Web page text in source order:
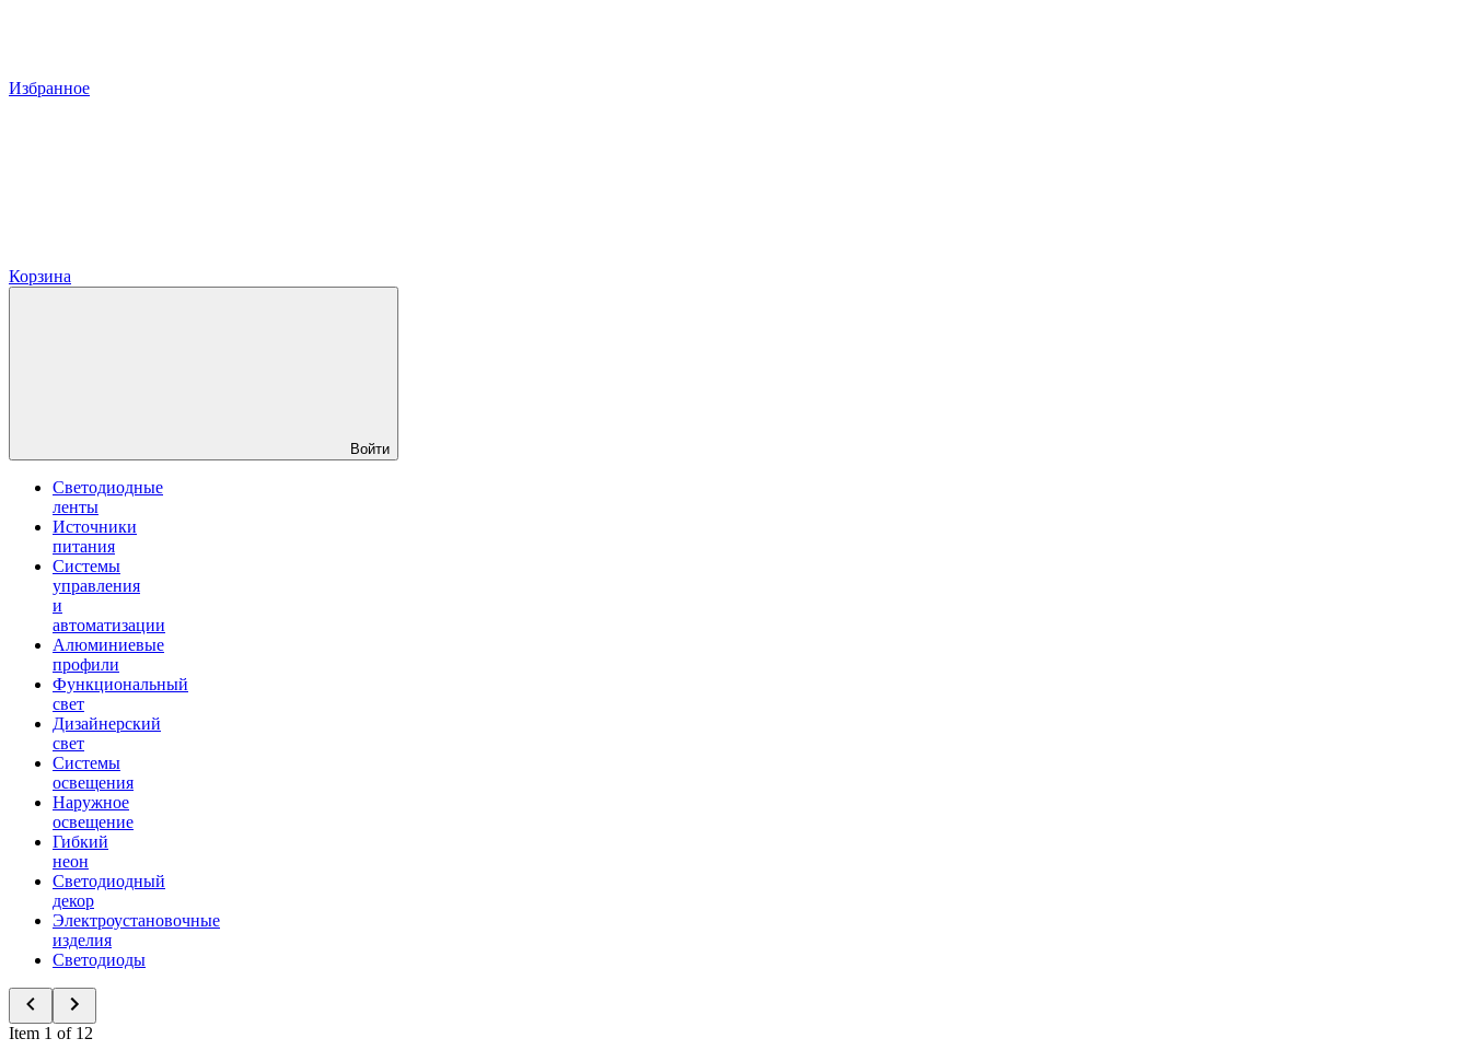
Избранное
Корзина
Войти
Светодиодные
ленты
Источники
питания
Системы
управления
и
автоматизации
Алюминиевые
профили
Функциональный
свет
Дизайнерский
свет
Системы
освещения
Наружное
освещение
Гибкий
неон
Светодиодный
декор
Электроустановочные
изделия
Светодиоды
Item 1 of 12